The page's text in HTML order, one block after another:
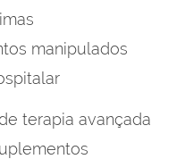
manipulados
terapia avançada